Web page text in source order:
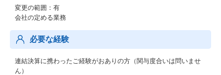
変更の範囲：有
会社の定める業務
必要な経験
連結決算に携わったご経験がおありの方（関与度合いは問いませ
ん）